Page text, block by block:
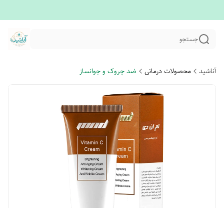
جستجو
آناشید محصولات درمانی ضد چروک و جوانساز